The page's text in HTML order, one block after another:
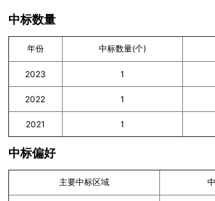
中标数量
年份 中标数量(个)
2023 1
2022 1
2021 1
中标偏好
主要中标区域